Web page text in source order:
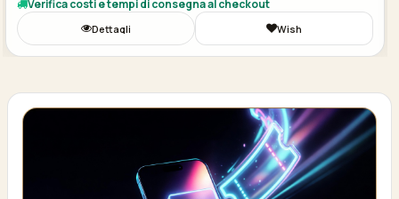
Verifica costi e tempi di consegna al checkout
Dettagli Wish